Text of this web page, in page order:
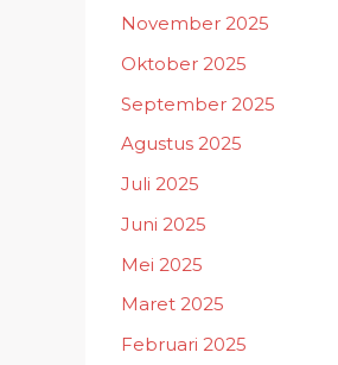
November 2025
Oktober 2025
September 2025
Agustus 2025
Juli 2025
Juni 2025
Mei 2025
Maret 2025
Februari 2025